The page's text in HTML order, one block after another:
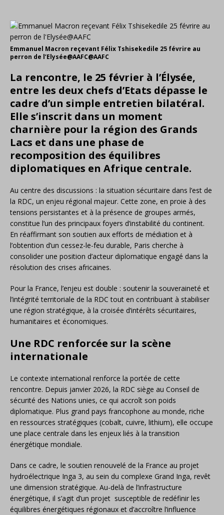
Emmanuel Macron reçevant Félix Tshisekedile 25 févrire au
perron de l’Elysée@AAFC@AAFC
La rencontre, le 25 février à l’Élysée,
entre les deux chefs d’Etats dépasse le
cadre d’un simple entretien bilatéral.
Elle s’inscrit dans un moment
charnière pour la région des Grands
Lacs et dans une phase de
recomposition des équilibres
diplomatiques en Afrique centrale.
Au centre des discussions : la situation sécuritaire dans l’est de
la RDC, un enjeu régional majeur. Cette zone, en proie à des
tensions persistantes et à la présence de groupes armés,
constitue l’un des principaux foyers d’instabilité du continent.
En réaffirmant son soutien aux efforts de médiation et à
l’obtention d’un cessez-le-feu durable, Paris cherche à
consolider une position d’acteur diplomatique engagé dans la
résolution des crises africaines.
Pour la France, l’enjeu est double : soutenir la souveraineté et
l’intégrité territoriale de la RDC tout en contribuant à stabiliser
une région stratégique, à la croisée d’intérêts sécuritaires,
humanitaires et économiques.
Une RDC renforcée sur la scène
internationale
Le contexte international renforce la portée de cette
rencontre. Depuis janvier 2026, la RDC siège au Conseil de
sécurité des Nations unies, ce qui accroît son poids
diplomatique. Plus grand pays francophone au monde, riche
en ressources stratégiques (cobalt, cuivre, lithium), elle occupe
une place centrale dans les enjeux liés à la transition
énergétique mondiale.
Dans ce cadre, le soutien renouvelé de la France au projet
hydroélectrique Inga 3, au sein du complexe Grand Inga, revêt
une dimension stratégique. Au-delà de l’infrastructure
énergétique, il s’agit d’un projet susceptible de redéfinir les
équilibres énergétiques régionaux et d’accroître l’influence